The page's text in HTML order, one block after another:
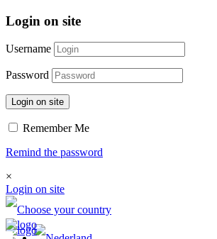
Login on site
Username
Password
Login on site
Remember Me
Remind the password
×
Login on site